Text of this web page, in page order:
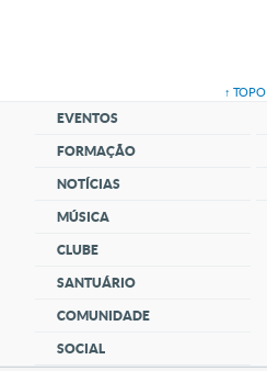
↑ TOPO
EVENTOS
FORMAÇÃO
NOTÍCIAS
MÚSICA
CLUBE
SANTUÁRIO
COMUNIDADE
SOCIAL